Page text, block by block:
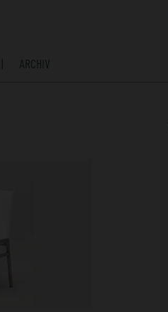
ARCHIV